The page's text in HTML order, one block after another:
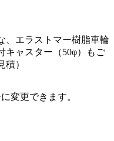
、エラストマー樹脂車輪
キャスター（50φ）もご
）
変更できます。